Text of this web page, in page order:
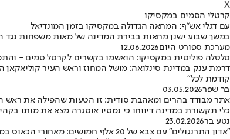
X
קרטלי הסמים במקסיקו
עם דגלי אש"ף: המחאה הגדולה במקסיקו בזמן המונדיאל
במשך שבוע ישנן מחאות בבירת המדינה של מאות משפחות נגד הממשלה, בטענה לכך שמעל 130 אלף איש "נעלמו" • במקביל, ב"גארדיאן" מדווחים
מערכת ספורט היום12.06.2026
טלטלה פוליטית במקסיקו: הואשמו בקשרים לקרטל סמים -
דרמת ענק במדינת סינלואה: מושל המחוז וראש העיר קוליאקאן
קודמת לכל"
בר שפר03.05.2026
אתר מבודד בהרים ומאהבת סודית: זו הטעות שהפילה את ראש
כלי תקשורת במדינה דיווחו כי נמסיו אוסגרה מצא את מותו
נטע בר23.02.2026
"אדון התרנגולים" עם צבא של 20 אלף חמושים: מאחורי הכאוס במקסיקו | תיעוד